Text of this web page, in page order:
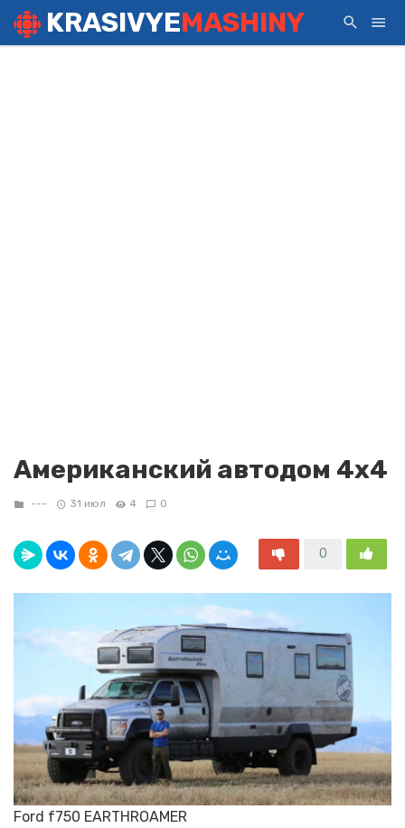
KRASIVYEMASHINY
Американский автодом 4х4
--- 31 июл 4 0
0
Ford f750 EARTHROAMER